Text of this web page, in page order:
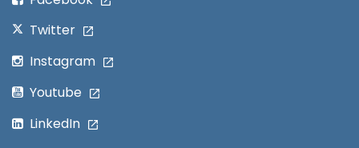
Twitter
Instagram
Youtube
LinkedIn